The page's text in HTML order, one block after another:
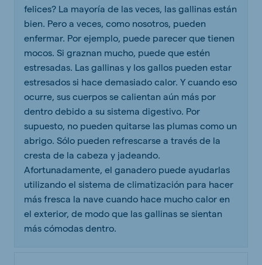
felices? La mayoría de las veces, las gallinas están
bien. Pero a veces, como nosotros, pueden
enfermar. Por ejemplo, puede parecer que tienen
mocos. Si graznan mucho, puede que estén
estresadas. Las gallinas y los gallos pueden estar
estresados si hace demasiado calor. Y cuando eso
ocurre, sus cuerpos se calientan aún más por
dentro debido a su sistema digestivo. Por
supuesto, no pueden quitarse las plumas como un
abrigo. Sólo pueden refrescarse a través de la
cresta de la cabeza y jadeando.
Afortunadamente, el ganadero puede ayudarlas
utilizando el sistema de climatización para hacer
más fresca la nave cuando hace mucho calor en
el exterior, de modo que las gallinas se sientan
más cómodas dentro.